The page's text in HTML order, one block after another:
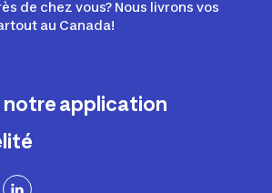
de chez vous? Nous livrons vos
au Canada!
notre application